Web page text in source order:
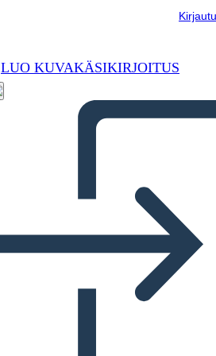
LUO KUVAKÄSIKIRJOITUS